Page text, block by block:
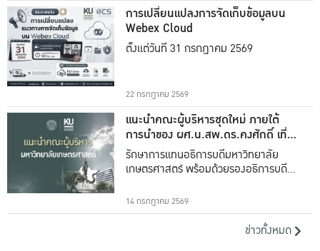
การเปลี่ยนแปลงการจัดเก็บข้อมูลบน
Webex Cloud
ตั้งแต่วันที่ 31 กรกฎาคม 2569
22 กรกฎาคม 2569
แนะนำคณะผู้บริหารชุดใหม่ ภายใต้
การนำของ ผศ.น.สพ.ดร.คงศักดิ์ เที่ยง
ธรรม
รักษาการแทนอธิการบดีมหาวิทยาลัย
เกษตรศาสตร์ พร้อมด้วยรองอธิการบดีทั้ง
14 กรกฎาคม 2569
ข่าวทั้งหมด